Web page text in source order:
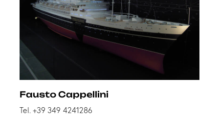
Fausto Cappellini
Tel. +39 349 4241286